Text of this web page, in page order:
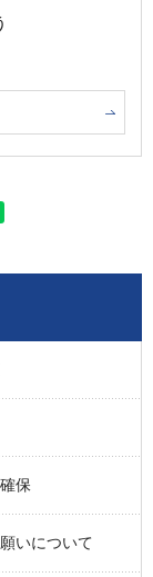
保
いについて